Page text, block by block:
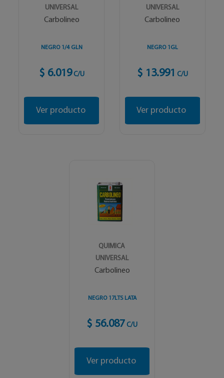
UNIVERSAL
Carbolineo
NEGRO 1/4 GLN
$ 6.019 C/U
Ver producto
UNIVERSAL
Carbolineo
NEGRO 1GL
$ 13.991 C/U
Ver producto
QUIMICA
UNIVERSAL
Carbolineo
NEGRO 17LTS LATA
$ 56.087 C/U
Ver producto